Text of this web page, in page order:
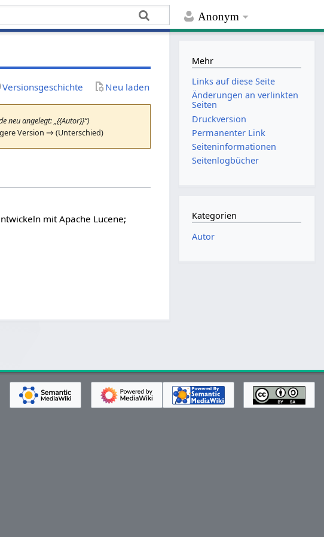
Anonym
Versionsgeschichte Neu laden
neu angelegt: „{{Autor}}“)
Version → (Unterschied)
mit Apache Lucene;
Mehr
Links auf diese Seite
Änderungen an verlinkten
Seiten
Druckversion
Permanenter Link
Seiten­­informationen
Seitenlogbücher
Kategorien
Autor